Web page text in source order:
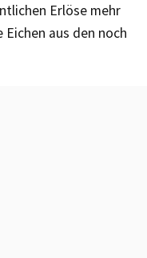
Erlöse mehr
aus den noch